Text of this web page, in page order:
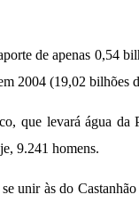
de apenas 0,54
2004 (19,02 bilhões
que levará água da
9.241 homens.
unir às do